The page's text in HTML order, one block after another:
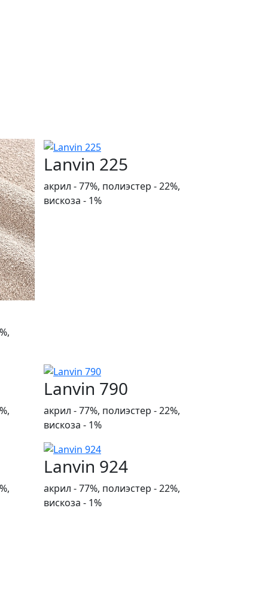
Lanvin 225
акрил - 77%, полиэстер - 22%,
вискоза - 1%
Lanvin 790
акрил - 77%, полиэстер - 22%,
вискоза - 1%
Lanvin 924
акрил - 77%, полиэстер - 22%,
вискоза - 1%